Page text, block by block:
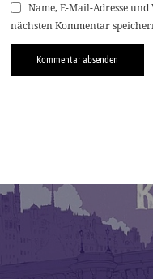
Name, E-Mail-Adresse
nächsten Kommentar